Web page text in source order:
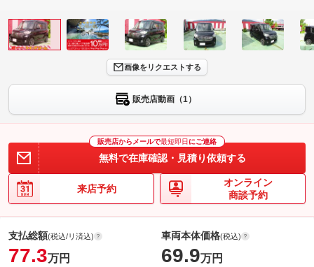
画像をリクエストする
販売店動画（1）
販売店からメールで最短即日 にご連絡
無料で在庫確認・見積り依頼する
来店予約
オンライン
商談予約
支払総額(税込/リ済込)
77.3万円
車両本体価格(税込)
69.9万円